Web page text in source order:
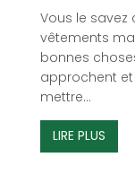
Vous le savez
vêtements
bonnes
approchent et
mettre...
LIRE PLUS